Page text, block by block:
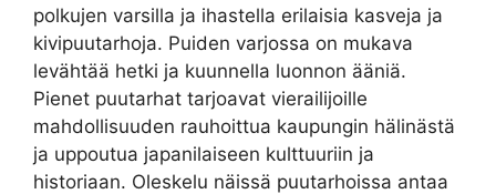
polkujen varsilla ja ihastella erilaisia kasveja ja
kivipuutarhoja. Puiden varjossa on mukava
levähtää hetki ja kuunnella luonnon ääniä.
Pienet puutarhat tarjoavat vierailijoille
mahdollisuuden rauhoittua kaupungin hälinästä
ja uppoutua japanilaiseen kulttuuriin ja
historiaan. Oleskelu näissä puutarhoissa antaa